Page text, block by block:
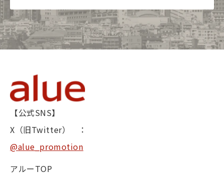
【公式SNS】
X（旧Twitter） ：
@alue_promotion
アルーTOP